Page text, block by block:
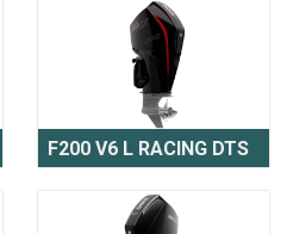
F200 V6 L RACING DTS